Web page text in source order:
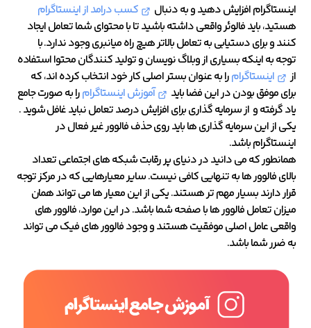
اینستاگرام افزایش دهید و به دنبال
کسب درامد از اینستاگرام
هستید، باید فالوئر واقعی داشته باشید تا با محتوای شما تعامل ایجاد
کنند و برای دستیابی به تعامل بالاتر هیچ راه میانبری وجود ندارد. با
توجه به اینکه بسیاری از وبلاگ نویسان و تولید کنندگان محتوا استفاده
از
اینستاگرامرا به عنوان بستر اصلی کار خود انتخاب کرده اند، که
برای موفق بودن در این فضا باید
آموزش اینستاگرامرا به صورت جامع
یاد گرفته و از سرمایه گذاری برای افزایش درصد تعامل نباید غافل شوید .
یکی از این سرمایه گذاری ها باید روی حذف فالوور غیر فعال در
اینستاگرام باشد.
همانطور که می دانید در دنیای پر رقابت شبکه های اجتماعی تعداد
بالای فالوور ها به تنهایی کافی نیست. سایر معیارهایی که در مرکز توجه
قرار دارند بسیار مهم تر هستند. یکی از این معیار ها می تواند همان
میزان تعامل فالوور ها با صفحه شما باشد. در این موارد، فالوور های
واقعی عامل اصلی موفقیت هستند و وجود فالوور های فیک می تواند
به ضرر شما باشد.